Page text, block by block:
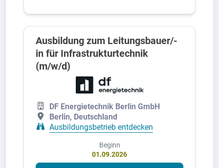
Ausbildung zum Leitungsbauer/-
in für Infrastrukturtechnik
(m/w/d)
DF Energietechnik Berlin GmbH
Berlin, Deutschland
Ausbildungsbetrieb entdecken
Beginn
01.09.2026